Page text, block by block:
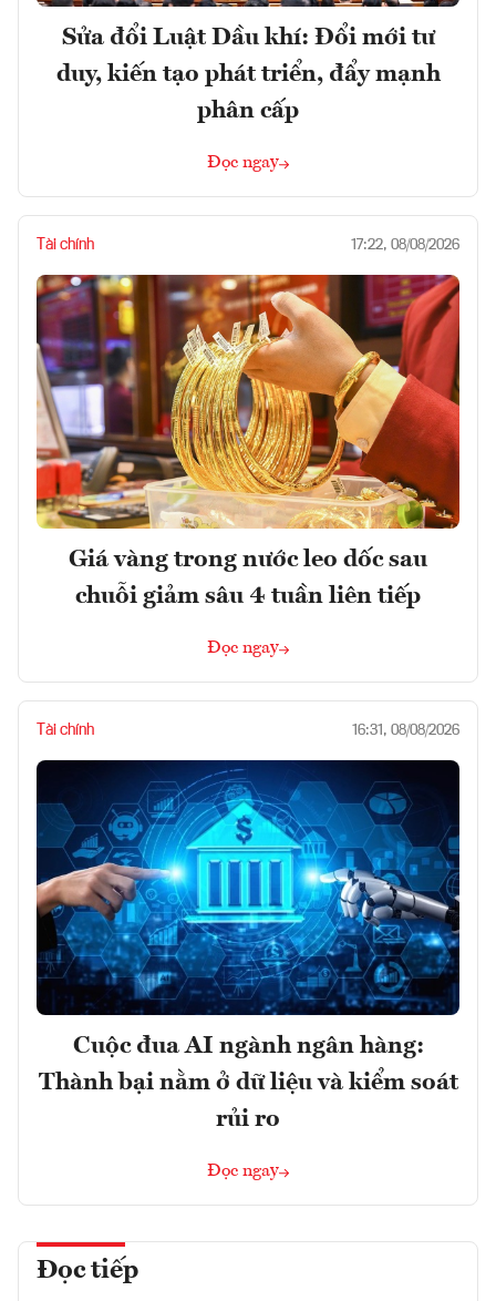
Sửa đổi Luật Dầu khí: Đổi mới tư
duy, kiến tạo phát triển, đẩy mạnh
phân cấp
Đọc ngay
Tài chính 17:22, 08/08/2026
Giá vàng trong nước leo dốc sau
chuỗi giảm sâu 4 tuần liên tiếp
Đọc ngay
Tài chính 16:31, 08/08/2026
Cuộc đua AI ngành ngân hàng:
Thành bại nằm ở dữ liệu và kiểm soát
rủi ro
Đọc ngay
Đọc tiếp